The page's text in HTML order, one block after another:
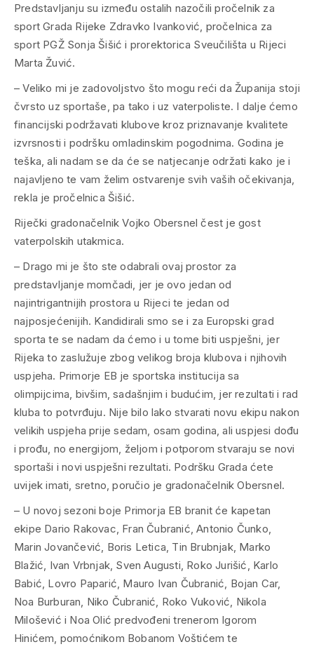
Predstavljanju su između ostalih nazočili pročelnik za
sport Grada Rijeke Zdravko Ivanković, pročelnica za
sport PGŽ Sonja Šišić i prorektorica Sveučilišta u Rijeci
Marta Žuvić.
– Veliko mi je zadovoljstvo što mogu reći da Županija stoji
čvrsto uz sportaše, pa tako i uz vaterpoliste. I dalje ćemo
financijski podržavati klubove kroz priznavanje kvalitete
izvrsnosti i podršku omladinskim pogodnima. Godina je
teška, ali nadam se da će se natjecanje održati kako je i
najavljeno te vam želim ostvarenje svih vaših očekivanja,
rekla je pročelnica Šišić.
Riječki gradonačelnik Vojko Obersnel čest je gost
vaterpolskih utakmica.
– Drago mi je što ste odabrali ovaj prostor za
predstavljanje momčadi, jer je ovo jedan od
najintrigantnijih prostora u Rijeci te jedan od
najposjećenijih. Kandidirali smo se i za Europski grad
sporta te se nadam da ćemo i u tome biti uspješni, jer
Rijeka to zaslužuje zbog velikog broja klubova i njihovih
uspjeha. Primorje EB je sportska institucija sa
olimpijcima, bivšim, sadašnjim i budućim, jer rezultati i rad
kluba to potvrđuju. Nije bilo lako stvarati novu ekipu nakon
velikih uspjeha prije sedam, osam godina, ali uspjesi dođu
i prođu, no energijom, željom i potporom stvaraju se novi
sportaši i novi uspješni rezultati. Podršku Grada ćete
uvijek imati, sretno, poručio je gradonačelnik Obersnel.
– U novoj sezoni boje Primorja EB branit će kapetan
ekipe Dario Rakovac, Fran Čubranić, Antonio Čunko,
Marin Jovančević, Boris Letica, Tin Brubnjak, Marko
Blažić, Ivan Vrbnjak, Sven Augusti, Roko Jurišić, Karlo
Babić, Lovro Paparić, Mauro Ivan Čubranić, Bojan Car,
Noa Burburan, Niko Čubranić, Roko Vuković, Nikola
Milošević i Noa Olić predvođeni trenerom Igorom
Hinićem, pomoćnikom Bobanom Voštićem te